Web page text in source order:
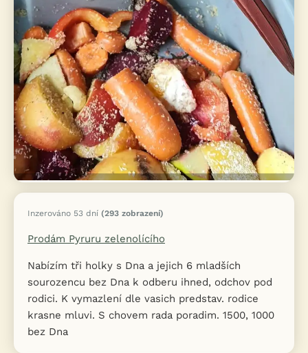
Inzerováno 53 dní (293 zobrazení)
Prodám Pyruru zelenolícího
Nabízím tři holky s Dna a jejich 6 mladších
sourozencu bez Dna k odberu ihned, odchov pod
rodici. K vymazlení dle vasich predstav. rodice
krasne mluvi. S chovem rada poradim. 1500, 1000
bez Dna